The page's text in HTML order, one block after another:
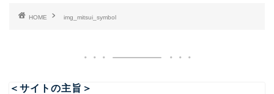
HOME img_mitsui_symbol
＜サイトの主旨＞